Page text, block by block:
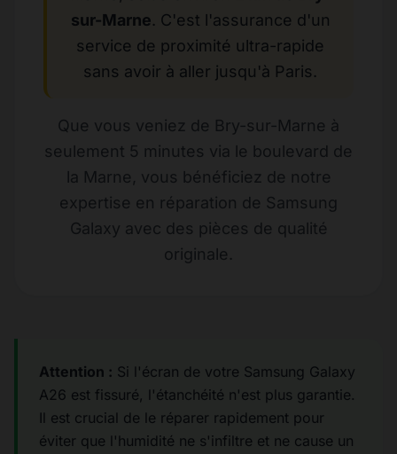
sur-Marne. C'est l'assurance d'un
service de proximité ultra-rapide
sans avoir à aller jusqu'à Paris.
Que vous veniez de Bry-sur-Marne à
seulement 5 minutes via le boulevard de
la Marne, vous bénéficiez de notre
expertise en réparation de Samsung
Galaxy avec des pièces de qualité
originale.
Attention : Si l'écran de votre Samsung Galaxy
A26 est fissuré, l'étanchéité n'est plus garantie.
Il est crucial de le réparer rapidement pour
éviter que l'humidité ne s'infiltre et ne cause un